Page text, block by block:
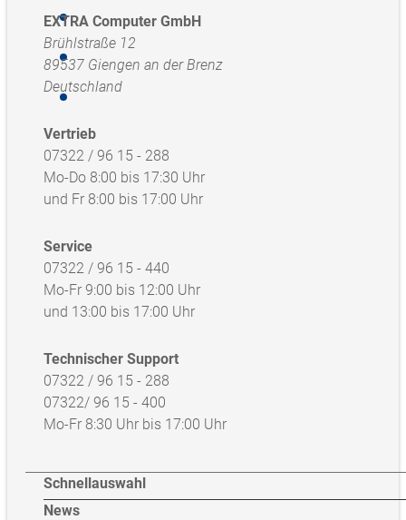
EXTRA Computer GmbH
Brühlstraße 12
89537 Giengen an der Brenz
Deutschland
Vertrieb
07322 / 96 15 - 288
Mo-Do 8:00 bis 17:30 Uhr
und Fr 8:00 bis 17:00 Uhr
Service
07322 / 96 15 - 440
Mo-Fr 9:00 bis 12:00 Uhr
und 13:00 bis 17:00 Uhr
Technischer Support
07322 / 96 15 - 288
07322/ 96 15 - 400
Mo-Fr 8:30 Uhr bis 17:00 Uhr
Schnellauswahl
News